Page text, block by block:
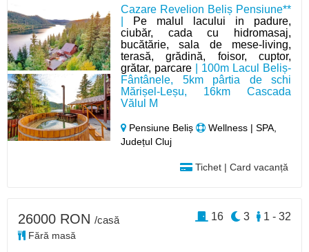
Cazare Revelion Beliș Pensiune**
Pe malul lacului in padure,
ciubăr, cada cu hidromasaj,
bucătărie, sala de mese-living,
terasă, grădină, foisor, cuptor,
grătar, parcare | 100m Lacul Beliș-
Fântânele, 5km pârtia de schi
Mărișel-Leșu, 16km Cascada
Vălul M
Pensiune Beliș
Wellness | SPA,
Județul Cluj
Tichet | Card vacanță
26000 RON /casă
Fără masă
1 - 32
3
16